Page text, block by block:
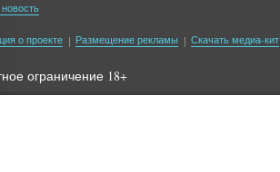
о проекте Размещение рекламы Скачать медиа-кит
ограничение 18+